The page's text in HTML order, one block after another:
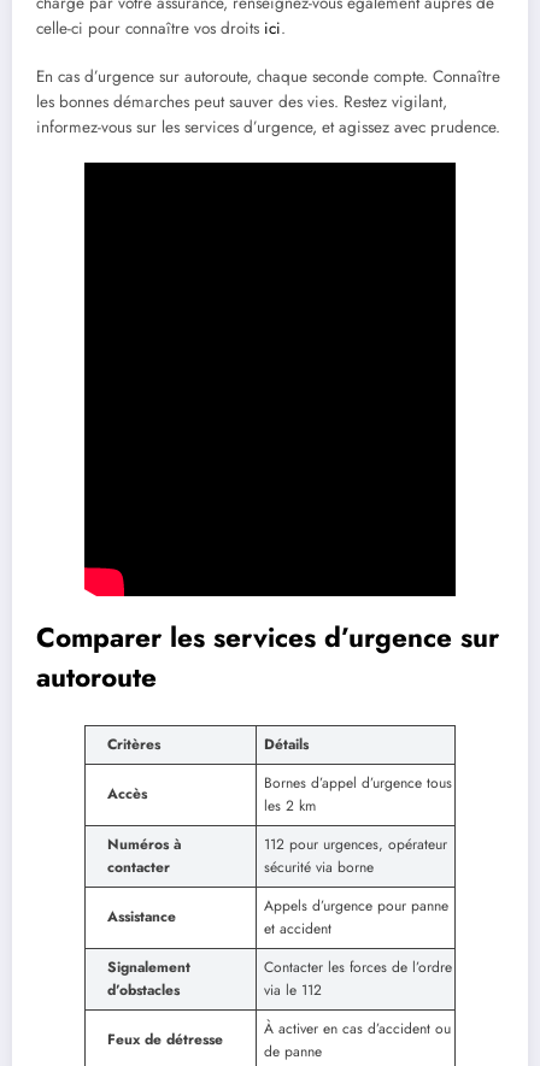
celle-ci pour connaître vos droits ici.
En cas d’urgence sur autoroute, chaque seconde compte. Connaître
les bonnes démarches peut sauver des vies. Restez vigilant,
informez-vous sur les services d’urgence, et agissez avec prudence.
Comparer les services d’urgence sur
autoroute
Critères Détails
Accès
Bornes d’appel d’urgence tous
les 2 km
Numéros à
contacter
112 pour urgences, opérateur
sécurité via borne
Assistance
Appels d’urgence pour panne
et accident
Signalement
d’obstacles
Contacter les forces de l’ordre
via le 112
Feux de détresse
À activer en cas d’accident ou
de panne